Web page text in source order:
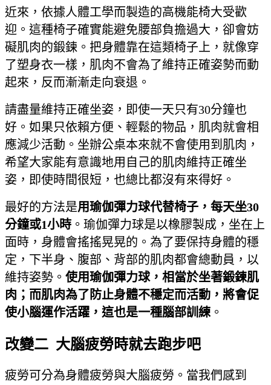
近來，依據人體工學而製造的高機能椅大受歡
迎。這種椅子確實能避免腰部負擔過大，卻會妨
礙肌肉的鍛鍊。把身體靠在這類椅子上，就像穿
了塑身衣一樣，肌肉不會為了維持正確姿勢而動
起來，反而漸漸走向衰退。
請盡量維持正確坐姿，即使一天只有30分鐘也
好。如果只依賴方便、輕鬆的物品，肌肉就會相
應減少活動。坐辦公桌本來就不會使用到肌肉，
希望大家能有意識地用自己的肌肉維持正確坐
姿，即使時間很短，也總比都沒有來得好。
最好的方法是用瑜伽彈力球代替椅子，每天坐30
分鐘或1小時 。瑜伽彈力球是以橡膠製成，坐在上
面時，身體會搖搖晃晃的。為了要保持身體的穩
定，下半身、腹部、背部的肌肉都會總動員，以
維持姿勢。 使用瑜伽彈力球，相當於坐著鍛鍊肌
肉；而肌肉為了防止身體不穩定而活動，將會促
使小腦運作活躍，這也是一種腦部訓練 。
改變二 大腦疲勞時就去跑步吧
疲勞可分為身體疲勞與大腦疲勞。當我們感到